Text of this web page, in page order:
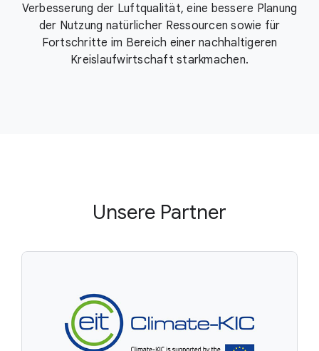
Verbesserung der Luftqualität, eine bessere Planung
der Nutzung natürlicher Ressourcen sowie für
Fortschritte im Bereich einer nachhaltigeren
Kreislaufwirtschaft starkmachen.
Unsere Partner